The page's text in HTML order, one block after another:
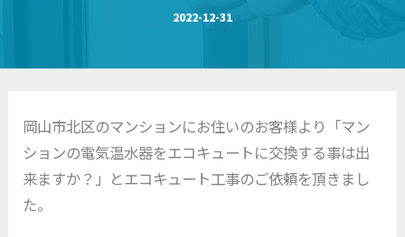
2022-12-31
岡山市北区のマンションにお住いのお客様より「マン
ションの電気温水器をエコキュートに交換する事は出
来ますか？」とエコキュート工事のご依頼を頂きまし
た。